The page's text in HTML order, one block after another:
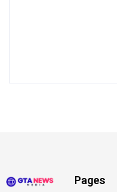
Pages